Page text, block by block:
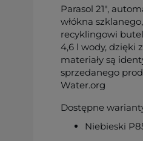
Parasol 21",
włókna
recyklingowi
4,6 l wody, dzięki
materiały są
sprzedanego
Water.org
Dostępne
Niebieski